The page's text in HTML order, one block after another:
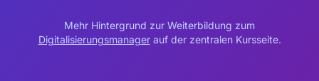
Mehr Hintergrund zur Weiterbildung zum
Digitalisierungsmanagerauf der zentralen Kursseite.